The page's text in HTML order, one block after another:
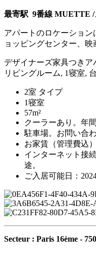
最寄駅 9番線 MUETTE
アパートのロケーショ
ョッピングセンター、映
デザイナーズ家具つき
リビングルーム, 1寝室,
2室 タイプ
1寝室
57m²
クーラーあり。年
駐車場。お問い合
お家賃（管理費込
インターネット接
途。
ご入居可能日：
Secteur : Paris 16ème -